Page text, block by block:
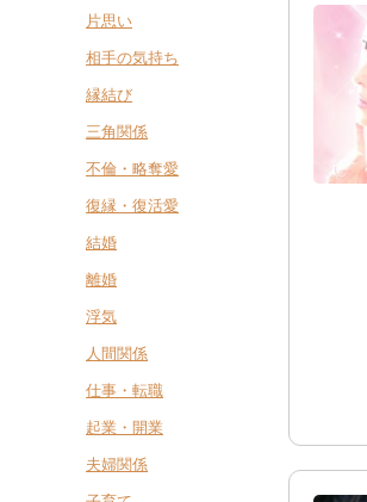
片思い
相手の気持ち
縁結び
三角関係
不倫・略奪愛
復縁・復活愛
結婚
離婚
浮気
人間関係
仕事・転職
起業・開業
夫婦関係